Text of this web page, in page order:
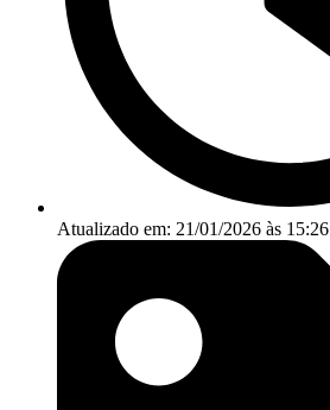
Atualizado em: 21/01/2026 às 15:26